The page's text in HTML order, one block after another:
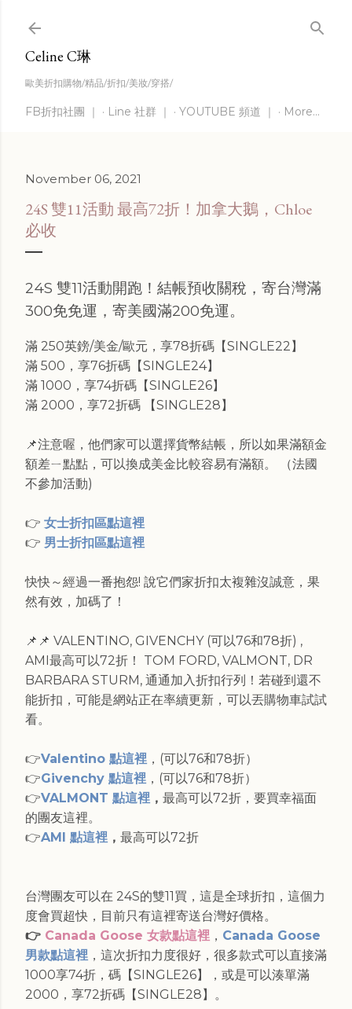
Celine C琳
歐美折扣購物/精品/折扣/美妝/穿搭/
FB折扣社團 ｜ Line 社群 ｜ YOUTUBE 頻道 ｜ More…
November 06, 2021
24S 雙11活動 最高72折！加拿大鵝，Chloe
必收
24S 雙11活動開跑！結帳預收關稅，寄台灣滿
300免免運，寄美國滿200免運。
滿 250英鎊/美金/歐元，享78折碼【SINGLE22】
滿 500，享76折碼【SINGLE24】
滿 1000，享74折碼【SINGLE26】
滿 2000，享72折碼 【SINGLE28】
📌注意喔，他們家可以選擇貨幣結帳，所以如果滿額金
額差ㄧ點點，可以換成美金比較容易有滿額。 （法國
不參加活動)
👉 女士折扣區點這裡
👉 男士折扣區點這裡
快快～經過一番抱怨! 說它們家折扣太複雜沒誠意，果
然有效，加碼了！
📌📌 VALENTINO, GIVENCHY (可以76和78折) ,
AMI最高可以72折！ TOM FORD, VALMONT, DR
BARBARA STURM, 通通加入折扣行列！若碰到還不
能折扣，可能是網站正在率續更新，可以丟購物車試試
看。
👉Valentino 點這裡 ，(可以76和78折）
👉Givenchy 點這裡 ，(可以76和78折）
👉VALMONT 點這裡 ， 最高可以72折，要買幸福面
的團友這裡。
👉AMI 點這裡 ， 最高可以72折
台灣團友可以在 24S的雙11買，這是全球折扣，這個力
度會買超快，目前只有這裡寄送台灣好價格。
👉 Canada Goose 女款點這裡 ， Canada Goose
男款點這裡 ，這次折扣力度很好，很多款式可以直接滿
1000享74折，碼【SINGLE26】，或是可以湊單滿
2000，享72折碼【SINGLE28】。